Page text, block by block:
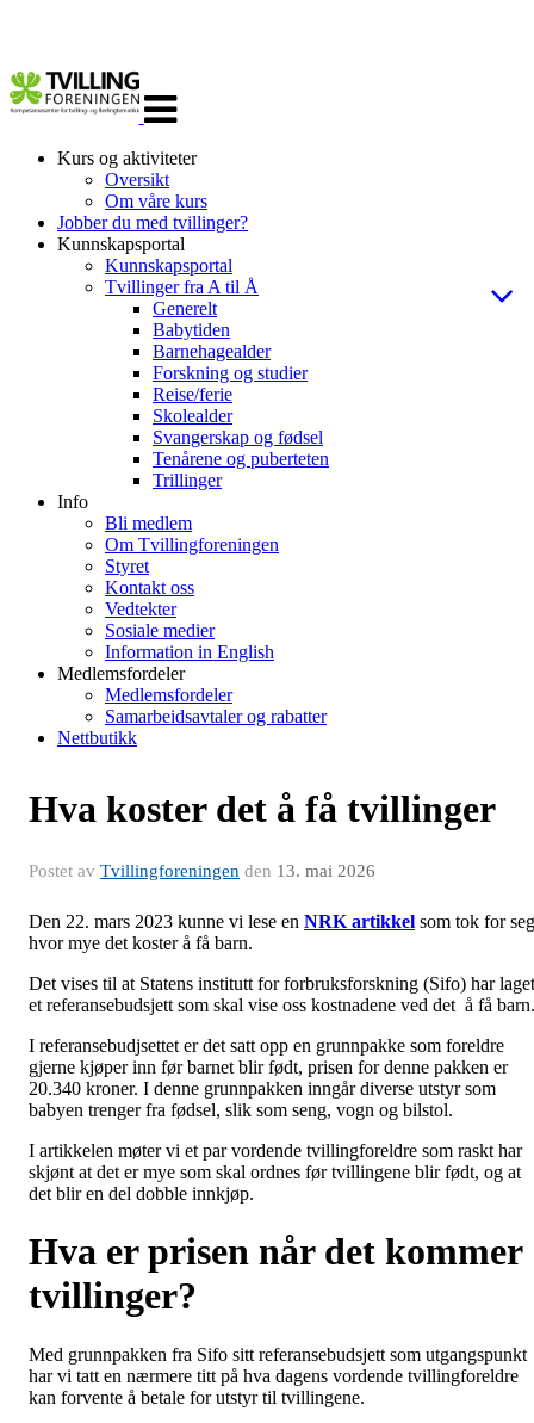
navigasjon
Kurs og aktiviteter
Oversikt
Om våre kurs
Jobber du med tvillinger?
Kunnskapsportal
Kunnskapsportal
Tvillinger fra A til Å
Generelt
Babytiden
Barnehagealder
Forskning og studier
Reise/ferie
Skolealder
Svangerskap og fødsel
Tenårene og puberteten
Trillinger
Info
Bli medlem
Om Tvillingforeningen
Styret
Kontakt oss
Vedtekter
Sosiale medier
Information in English
Medlemsfordeler
Medlemsfordeler
Samarbeidsavtaler og rabatter
Nettbutikk
Hva koster det å få tvillinger
Postet av Tvillingforeningen den 13. mai 2026
Den 22. mars 2023 kunne vi lese en NRK artikkel som tok for seg
hvor mye det koster å få barn.
Det vises til at Statens institutt for forbruksforskning (Sifo) har laget
et referansebudsjett som skal vise oss kostnadene ved det å få barn.
I referansebudjsettet er det satt opp en grunnpakke som foreldre
gjerne kjøper inn før barnet blir født, prisen for denne pakken er
20.340 kroner. I denne grunnpakken inngår diverse utstyr som
babyen trenger fra fødsel, slik som seng, vogn og bilstol.
I artikkelen møter vi et par vordende tvillingforeldre som raskt har
skjønt at det er mye som skal ordnes før tvillingene blir født, og at
det blir en del dobble innkjøp.
Hva er prisen når det kommer
tvillinger?
Med grunnpakken fra Sifo sitt referansebudsjett som utgangspunkt
har vi tatt en nærmere titt på hva dagens vordende tvillingforeldre
kan forvente å betale for utstyr til tvillingene.